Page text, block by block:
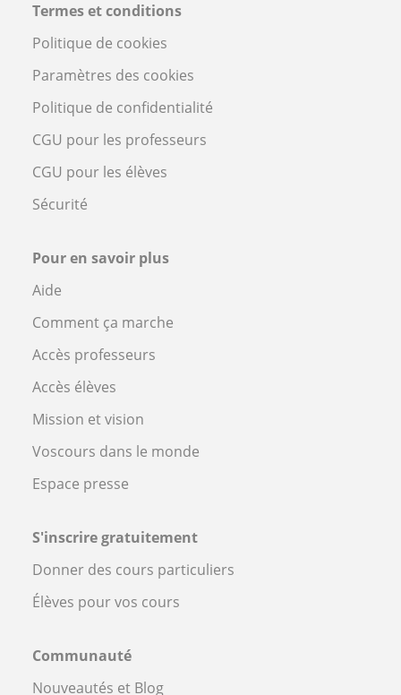
Termes et conditions
Politique de cookies
Paramètres des cookies
Politique de confidentialité
CGU pour les professeurs
CGU pour les élèves
Sécurité
Pour en savoir plus
Aide
Comment ça marche
Accès professeurs
Accès élèves
Mission et vision
Voscours dans le monde
Espace presse
S'inscrire gratuitement
Donner des cours particuliers
Élèves pour vos cours
Communauté
Nouveautés et Blog